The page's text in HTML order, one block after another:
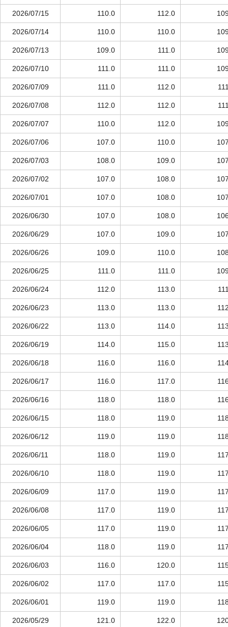
2026/07/15 110.0 112.0
2026/07/14 110.0 110.0
2026/07/13 109.0 111.0
2026/07/10 111.0 111.0
2026/07/09 111.0 112.0
2026/07/08 112.0 112.0
2026/07/07 110.0 112.0
2026/07/06 107.0 110.0
2026/07/03 108.0 109.0
2026/07/02 107.0 108.0
2026/07/01 107.0 108.0
2026/06/30 107.0 108.0
2026/06/29 107.0 109.0
2026/06/26 109.0 110.0
2026/06/25 111.0 111.0
2026/06/24 112.0 113.0
2026/06/23 113.0 113.0
2026/06/22 113.0 114.0
2026/06/19 114.0 115.0
2026/06/18 116.0 116.0
2026/06/17 116.0 117.0
2026/06/16 118.0 118.0
2026/06/15 118.0 119.0
2026/06/12 119.0 119.0
2026/06/11 118.0 119.0
2026/06/10 118.0 119.0
2026/06/09 117.0 119.0
2026/06/08 117.0 119.0
2026/06/05 117.0 119.0
2026/06/04 118.0 119.0
2026/06/03 116.0 120.0
2026/06/02 117.0 117.0
2026/06/01 119.0 119.0
2026/05/29 121.0 122.0